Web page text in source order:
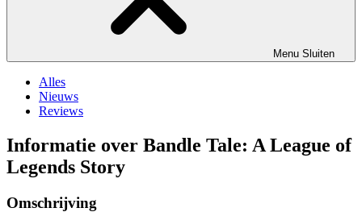
Menu Sluiten
Alles
Nieuws
Reviews
Informatie over Bandle Tale: A League of
Legends Story
Omschrijving